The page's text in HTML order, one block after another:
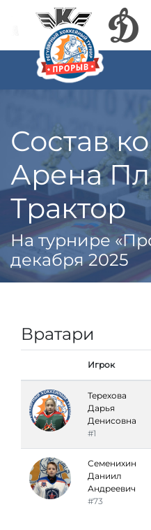
Состав
Арена
Трактор
На турнире
декабря 2025
Вратари
Игрок
Терехова
Дарья
Денисовна
#1
Семенихин
Даниил
Андреевич
#73